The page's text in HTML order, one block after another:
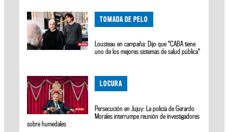
TOMADA DE PELO
Lousteau en campaña: Dijo que "CABA tiene
uno de los mejores sistemas de salud pública"
LOCURA
Persecución en Jujuy: La policía de Gerardo
Morales interrumpe reunión de investigadores
sobre humedales